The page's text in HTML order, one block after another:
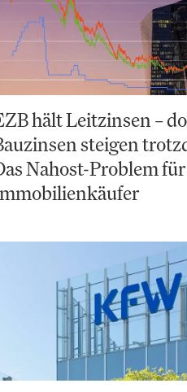
hält Leitzinsen –
steigen
Nahost-Problem für